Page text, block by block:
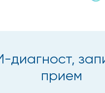
диагност,
прием